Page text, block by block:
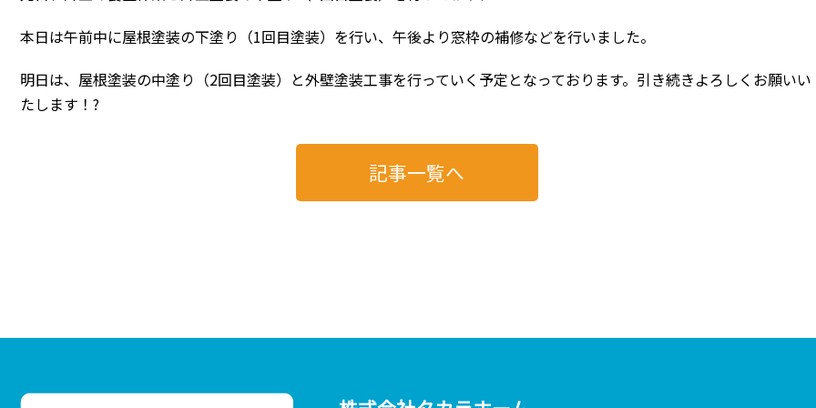
本日は午前中に屋根塗装の下塗り（1回目塗装）を行い、午後より窓枠の補修などを行いました。
明日は、屋根塗装の中塗り（2回目塗装）と外壁塗装工事を行っていく予定となっております。引き続きよろしくお願いい
たします！?
記事一覧へ